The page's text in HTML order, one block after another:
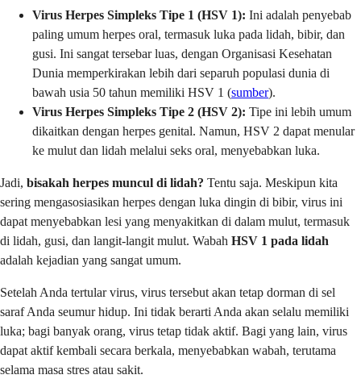
Virus Herpes Simpleks Tipe 1 (HSV 1): Ini adalah penyebab
paling umum herpes oral, termasuk luka pada lidah, bibir, dan
gusi. Ini sangat tersebar luas, dengan Organisasi Kesehatan
Dunia memperkirakan lebih dari separuh populasi dunia di
bawah usia 50 tahun memiliki HSV 1 (sumber).
Virus Herpes Simpleks Tipe 2 (HSV 2): Tipe ini lebih umum
dikaitkan dengan herpes genital. Namun, HSV 2 dapat menular
ke mulut dan lidah melalui seks oral, menyebabkan luka.
Jadi, bisakah herpes muncul di lidah? Tentu saja. Meskipun kita
sering mengasosiasikan herpes dengan luka dingin di bibir, virus ini
dapat menyebabkan lesi yang menyakitkan di dalam mulut, termasuk
di lidah, gusi, dan langit-langit mulut. Wabah HSV 1 pada lidah
adalah kejadian yang sangat umum.
Setelah Anda tertular virus, virus tersebut akan tetap dorman di sel
saraf Anda seumur hidup. Ini tidak berarti Anda akan selalu memiliki
luka; bagi banyak orang, virus tetap tidak aktif. Bagi yang lain, virus
dapat aktif kembali secara berkala, menyebabkan wabah, terutama
selama masa stres atau sakit.